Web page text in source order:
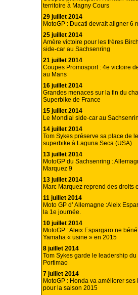
territoire à Magny Cours
29 juillet 2014
MotoGP : Ducati devrait aligner 6
25 juillet 2014
Amère victoire pour les frères
side-car au Sachsenring
21 juillet 2014
Coupes Promosport : 4e victoire
au Mans
16 juillet 2014
Grandes menaces sur la fin du
Superbike de France
15 juillet 2014
Le Mondial side-car au
14 juillet 2014
Tom Sykes préserve sa place de
superbike à Laguna Seca (USA)
13 juillet 2014
MotoGP du Sachsenring :
Marquez 9
13 juillet 2014
Marc Marquez reprend des droits
11 juillet 2014
Moto GP d’ Allemagne :Aleix
la 1e journée.
10 juillet 2014
MotoGP : Aleix Espargaro ne
Yamaha « usine » en 2015
8 juillet 2014
Tom Sykes garde le leadership
Portimao
7 juillet 2014
MotoGP : Honda va améliorer ses
pour la saison 2015